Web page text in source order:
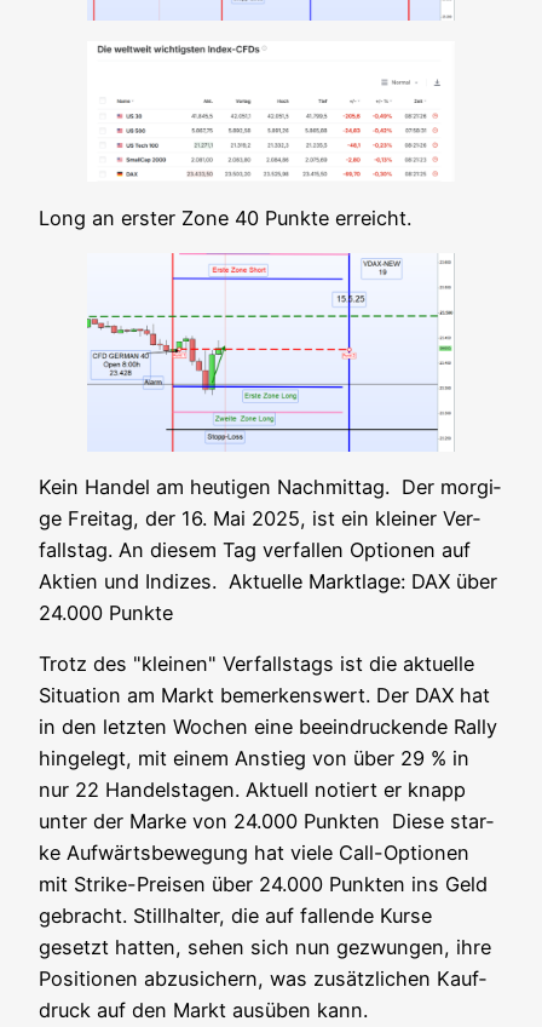
Long an ers­ter Zone 40 Punk­te erreicht.
Kein Han­del am heu­ti­gen Nach­mit­tag. Der mor­gi­
ge Frei­tag, der 16. Mai 2025, ist ein klei­ner Ver­
falls­tag. An die­sem Tag ver­fal­len Optio­nen auf
Akti­en und Indi­zes. Aktu­el­le Markt­la­ge: DAX über
24.000 Punkte
Trotz des "klei­nen" Ver­falls­tags ist die aktu­el­le
Situa­ti­on am Markt bemer­kens­wert. Der DAX hat
in den letz­ten Wochen eine beein­dru­cken­de Ral­ly
hin­ge­legt, mit einem Anstieg von über 29 % in
nur 22 Han­dels­ta­gen. Aktu­ell notiert er knapp
unter der Mar­ke von 24.000 Punk­ten Die­se star­
ke Auf­wärts­be­we­gung hat vie­le Call-Optio­nen
mit Strike-Prei­sen über 24.000 Punk­ten ins Geld
gebracht. Still­hal­ter, die auf fal­len­de Kur­se
gesetzt hat­ten, sehen sich nun gezwun­gen, ihre
Posi­tio­nen abzu­si­chern, was zusätz­li­chen Kauf­
druck auf den Markt aus­üben kann.